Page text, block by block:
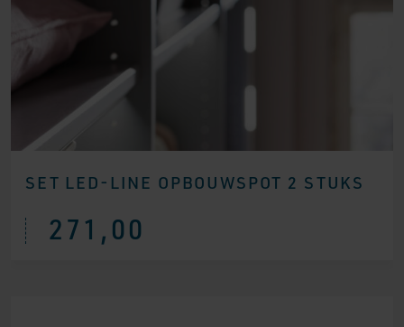
SET LED-LINE OPBOUWSPOT 2 STUKS
271,00